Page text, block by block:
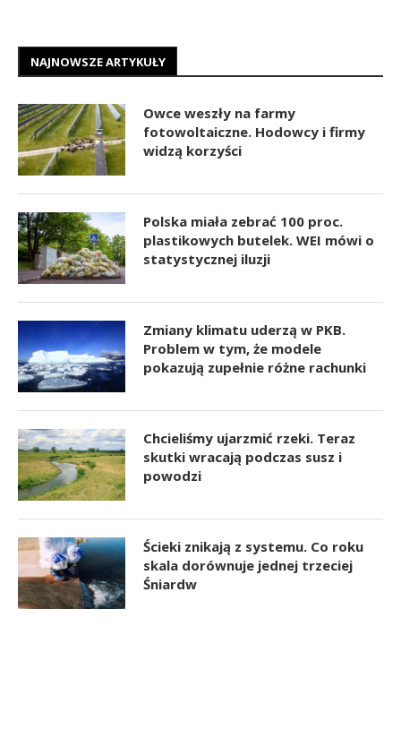
NAJNOWSZE ARTYKUŁY
Owce weszły na farmy
fotowoltaiczne. Hodowcy i firmy
widzą korzyści
Polska miała zebrać 100 proc.
plastikowych butelek. WEI mówi o
statystycznej iluzji
Zmiany klimatu uderzą w PKB.
Problem w tym, że modele
pokazują zupełnie różne rachunki
Chcieliśmy ujarzmić rzeki. Teraz
skutki wracają podczas susz i
powodzi
Ścieki znikają z systemu. Co roku
skala dorównuje jednej trzeciej
Śniardw